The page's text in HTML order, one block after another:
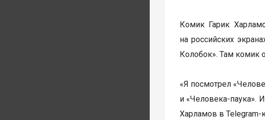
Комик Гарик
на российских
Колобок». Там комик
«Я посмотрел
и «Человека-паука».
Харламов в Telegram-